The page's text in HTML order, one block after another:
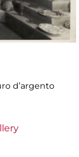
d’argento